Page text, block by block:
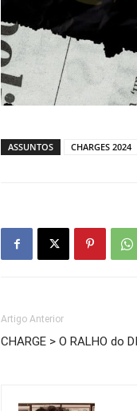
ASSUNTOS CHARGES 2024
Artigo Anterior
CHARGE > O RALHO do